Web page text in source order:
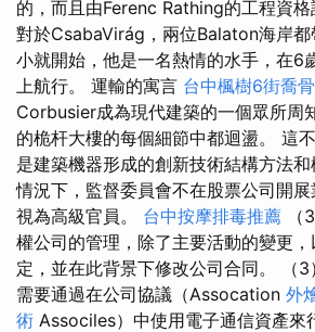
的，而且由Ferenc Rathing的工程資格
對於CsabaVirág，兩位Balaton海岸
小就開始，他是一名熱情的水手，在6
上航行。 運輸的寓言 台中楓樹6街喬骨
Corbusier成為現代建築的一個眾所周
的桅杆大樓的每個細節中都迴盪。 這
是建築機器形成的創新技術結構方法
情況下，監督委員會不在股票公司開
視為高級官員。 台中按摩排毒推薦 （
權公司的管理，除了主要活動的變更
定，並在此背景下修改公司合同。 （
需要通過在公司協議（Assocation 外
術 Associles）中使用電子通信資產來